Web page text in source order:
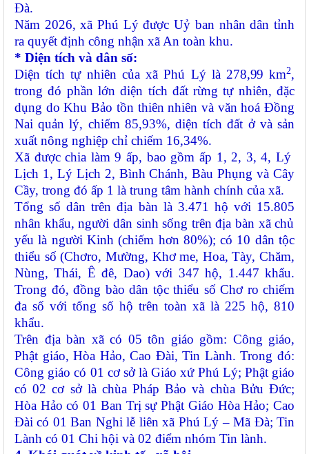
Đà.
Năm 2026, xã Phú Lý được Uỷ ban nhân dân tỉnh
ra quyết định công nhận xã An toàn khu.
* Diện tích và dân số:
Diện tích tự nhiên của xã Phú Lýlà278,99 km2,
trong đó phần lớn diện tích đất rừng tự nhiên, đặc
dụng do Khu Bảo tồn thiên nhiên và văn hoá Đồng
Nai quản lý, chiếm 85,93%, diện tích đất ở và sản
xuất nông nghiệp chỉ chiếm 16,34%.
Xã được chia làm 9 ấp, bao gồm ấp 1, 2, 3, 4, Lý
Lịch 1, Lý Lịch 2, Bình Chánh, Bàu Phụng và Cây
Cầy, trong đó ấp 1 là trung tâm hành chính của xã.
Tổng số dân trên địa bàn là 3.471 hộ với15.805
nhân khẩu,người dân sinh sống trên địa bàn xãchủ
yếu là ngườiKinh(chiếm hơn 80%); có 10 dân tộc
thiểu số (Chơro, Mường, Khơ me, Hoa, Tày, Chăm,
Nùng, Thái, Ê đê, Dao) với 347 hộ, 1.447 khẩu.
Trong đó, đồng bào dân tộc thiểu số Chơ ro chiếm
đa số với tổng số hộ trên toàn xã là 225 hộ, 810
khẩu.
Trên địa bàn xã có 05 tôn giáo gồm: Công giáo,
Phật giáo, Hòa Hảo, Cao Đài, Tin Lành. Trong đó:
Công giáo có 01 cơ sở là Giáo xứ Phú Lý; Phật giáo
có 02 cơ sở là chùa Pháp Bảo và chùa Bửu Đức;
Hòa Hảo có 01 Ban Trị sự Phật Giáo Hòa Hảo; Cao
Đài có 01 Ban Nghi lễ liên xã Phú Lý – Mã Đà; Tin
Lành có 01 Chi hội và 02 điểm nhóm Tin lành.